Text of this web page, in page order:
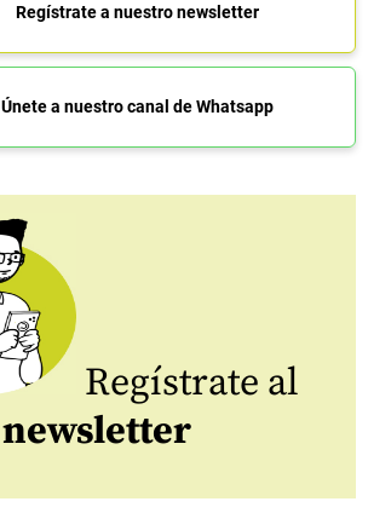
Regístrate a nuestro newsletter
Únete a nuestro canal de Whatsapp
Regístrate al
newsletter